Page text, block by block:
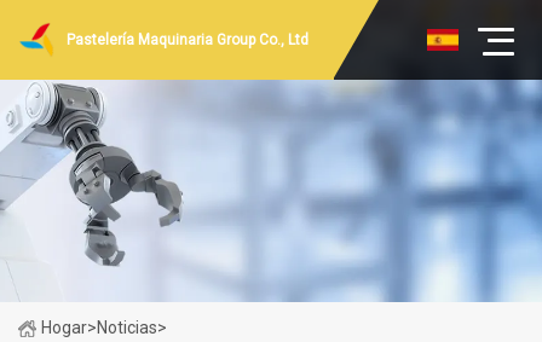
Pastelería Maquinaria Group Co., Ltd
Hogar>Noticias>